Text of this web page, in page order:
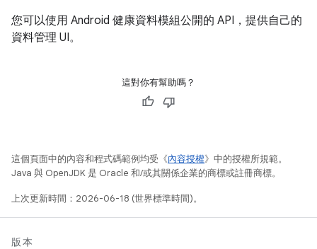
您可以使用 Android 健康資料模組公開的 API，提供自己的
資料管理 UI。
這對你有幫助嗎？
這個頁面中的內容和程式碼範例均受《內容授權》中的授權所規範。
Java 與 OpenJDK 是 Oracle 和/或其關係企業的商標或註冊商標。
上次更新時間：2026-06-18 (世界標準時間)。
版本